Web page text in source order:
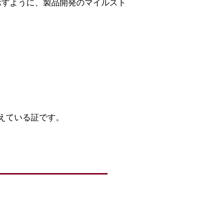
ように、製品開発のマイルスト
いる証です。